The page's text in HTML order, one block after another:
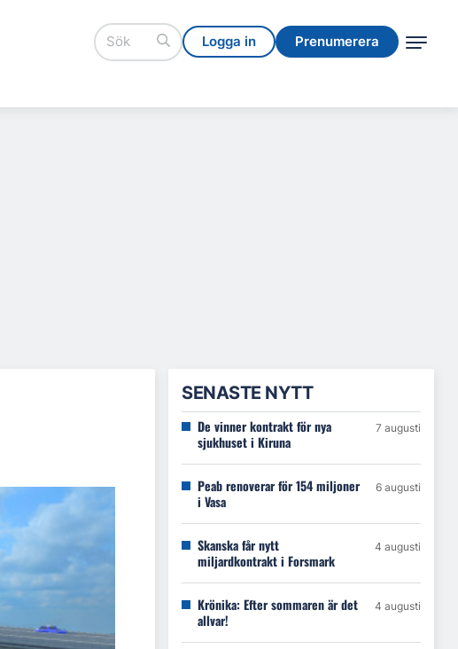
Logga in Prenumerera
Logga in Prenumerera
SENASTE NYTT
De vinner kontrakt för nya
sjukhuset i Kiruna
7 augusti
Peab renoverar för 154 miljoner
i Vasa
6 augusti
Skanska får nytt
miljardkontrakt i Forsmark
4 augusti
Krönika: Efter sommaren är det
allvar!
4 augusti